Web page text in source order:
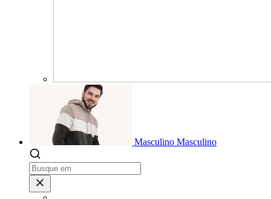
Masculino Masculino